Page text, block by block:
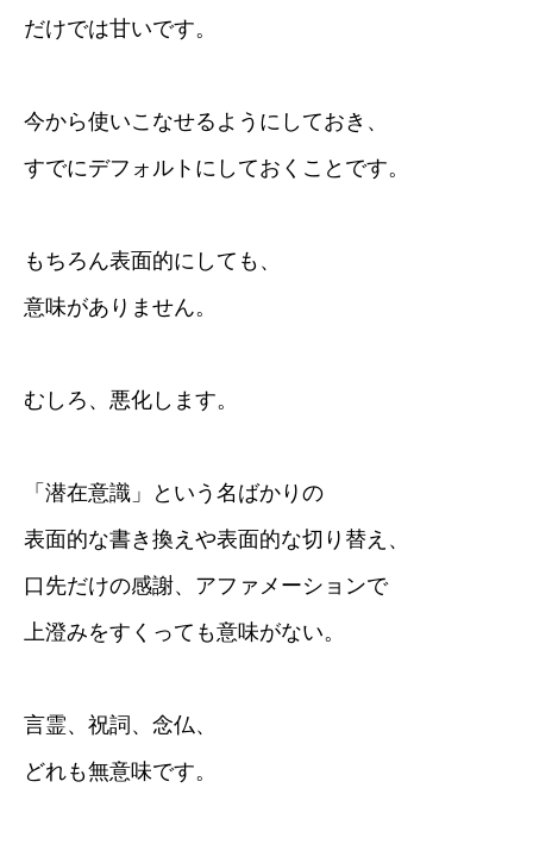
だけでは甘いです。
今から使いこなせるようにしておき、
すでにデフォルトにしておくことです。
もちろん表面的にしても、
意味がありません。
むしろ、悪化します。
「潜在意識」という名ばかりの
表面的な書き換えや表面的な切り替え、
口先だけの感謝、アファメーションで
上澄みをすくっても意味がない。
言霊、祝詞、念仏、
どれも無意味です。